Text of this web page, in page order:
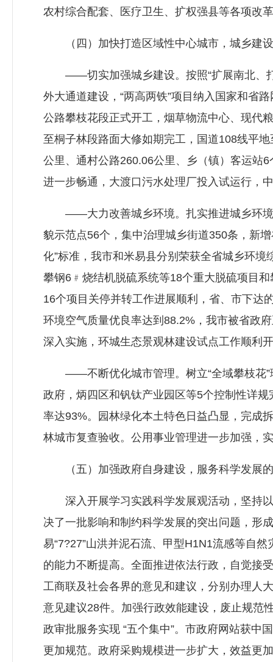
农村综合配套、医疗卫生、扩权强县等各项改
（四）加快打造区域性中心城市，城乡建
——切实加强城乡建设。按照“扩展南北、打
外大通道建设，“两高两铁”项目纳入国家和省
公路攀枝花段正式开工，烟草物流中心、现代
至桐子林段路面大修如期完工，国道108线平
公里、通村公路260.06公里、乡（镇）客运站
进一步畅通，大渡口污水处理厂投入试运行，
——大力改善城乡环境。扎实推进城乡环境综
貌示范点56个，集中治理城乡街道350条，新
化”标准，我市和米易县分别荣获全省城乡环
攀钢6﹟烧结机脱硫系统等18个重大脱硫项目
16个项目关停并转工作进展顺利，省、市下达
环境空气质量优良率达到88.2%，我市被省政
深入实施，环城生态景观林建设试点工作顺利
——不断优化城市管理。树立“全域攀枝花”
政府，炳四区和钒钛产业园区等5个控制性详
率达93%。园林绿化本土特色日益凸显，完成
林城市复查验收。公用事业管理进一步加强，
（五）加强政府自身建设，服务科学发展
深入开展学习实践科学发展观活动，坚持以
决了一批影响和制约科学发展的突出问题，形
易“7?27”山洪并泥石流、甲型H1N1流感等自
的能力不断提高。全面推进依法行政，自觉接
工商联及社会各界的意见和建议，分别办理人
意见建议28件。加强行政效能建设，废止规范
政审批服务实现 “五个集中”。市政府网站获中
更加规范。政府采购规模进一步扩大，效益更